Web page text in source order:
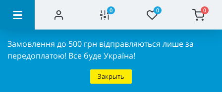
0 0 0
Замовлення до 500 грн відправляються лише за
передоплатою! Все буде Україна!
Закрыть